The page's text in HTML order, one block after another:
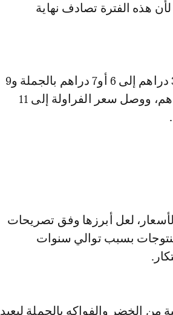
سعر البصل اليابس 10 دراهم لأن هذه الفترة تصادف نهاية
وفيما يخص الفواكه، فانتقل ثمن البرتقال من3 دراهم إلى 6 أو7 دراهم بالجملة و9
دراهم بالتقسيط، والموز من 6 دراهم إلى9 دراهم، ووصل سعر الفراولة إلى 11
لعل أبرزها وفق تصريحات
بسبب توالي سنوات
الخضر والفواكه بالجملة ليعيد